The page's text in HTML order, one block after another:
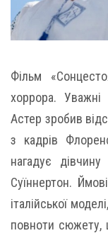
Фільм
хоррора.
Астер зробив
з кадрів
нагадує
Суїннертон.
італійської
повноти сюжету,